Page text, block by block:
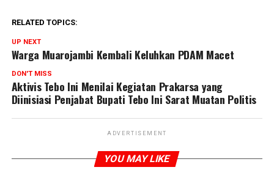
RELATED TOPICS:
UP NEXT
Warga Muarojambi Kembali Keluhkan PDAM Macet
DON'T MISS
Aktivis Tebo Ini Menilai Kegiatan Prakarsa yang
Diinisiasi Penjabat Bupati Tebo Ini Sarat Muatan Politis
ADVERTISEMENT
YOU MAY LIKE